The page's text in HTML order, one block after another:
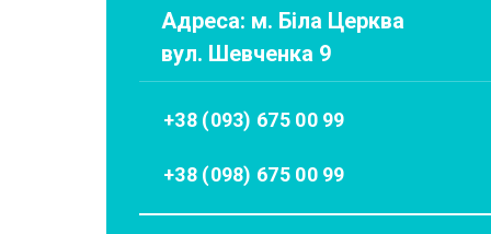
Адреса: м. Біла Церква
вул. Шевченка 9
+38 (093) 675 00 99
+38 (098) 675 00 99